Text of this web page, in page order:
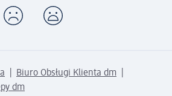
Biuro Obsługi Klienta dm
dm